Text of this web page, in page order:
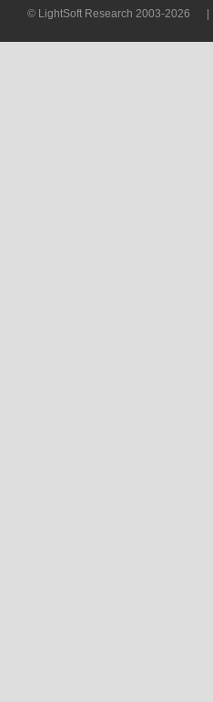
© LightSoft Research 2003-2026